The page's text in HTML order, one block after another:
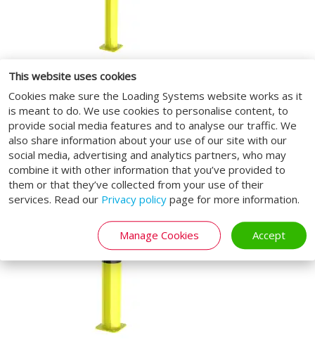
This website uses cookies
Cookies make sure the Loading Systems website works as it
is meant to do. We use cookies to personalise content, to
provide social media features and to analyse our traffic. We
also share information about your use of our site with our
social media, advertising and analytics partners, who may
combine it with other information that you’ve provided to
them or that they’ve collected from your use of their
services. Read our Privacy policy page for more information.
Manage Cookies Accept
Bornes de sécurité ø 114 mm -
adaptée aux transpalettes
La borne d'un diamètre de 114 mm est
particulièrement adaptée lorsqu'un
transpalette est utilisé pour le transport
interne. Nous recommandons d'installer ce
type de borne à proximité des